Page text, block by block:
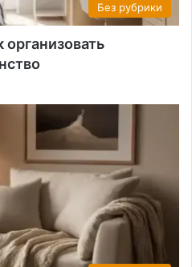
Без рубрики
организовать